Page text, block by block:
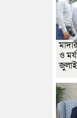
ও